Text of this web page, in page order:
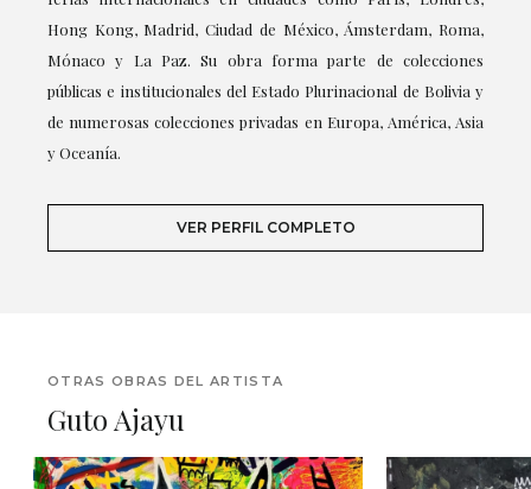
Hong Kong, Madrid, Ciudad de México, Ámsterdam, Roma,
Mónaco y La Paz. Su obra forma parte de colecciones
públicas e institucionales del Estado Plurinacional de Bolivia y
de numerosas colecciones privadas en Europa, América, Asia
y Oceanía.
VER PERFIL COMPLETO
OTRAS OBRAS DEL ARTISTA
Guto Ajayu